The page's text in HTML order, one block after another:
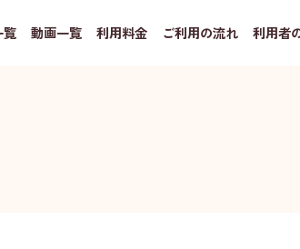
覧 動画一覧 利用料金 ご利用の流れ 利用者